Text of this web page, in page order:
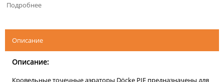
Подробнее
Описание
Описание: